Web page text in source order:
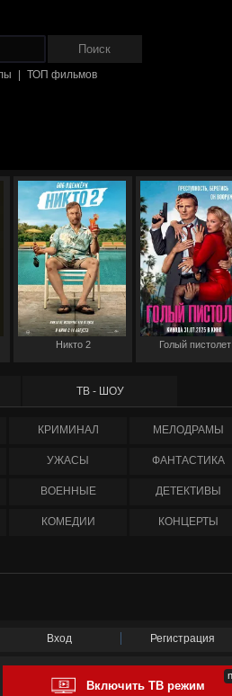
ТОП фильмов
Никто 2 Голый пистолет
ТВ - ШОУ
КРИМИНАЛ МЕЛОДРАМЫ
УЖАСЫ ФАНТАСТИКА
ВОЕННЫЕ ДЕТЕКТИВЫ
КОМЕДИИ КОНЦЕРТЫ
Вход Регистрация
Включить ТВ режим